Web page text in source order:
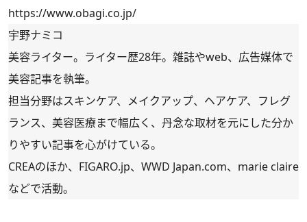
https://www.obagi.co.jp/
宇野ナミコ
美容ライター。ライター歴28年。雑誌やweb、広告媒体で
美容記事を執筆。
担当分野はスキンケア、メイクアップ、ヘアケア、フレグ
ランス、美容医療まで幅広く、丹念な取材を元にした分か
りやすい記事を心がけている。
CREAのほか、FIGARO.jp、WWD Japan.com、marie claire
などで活動。